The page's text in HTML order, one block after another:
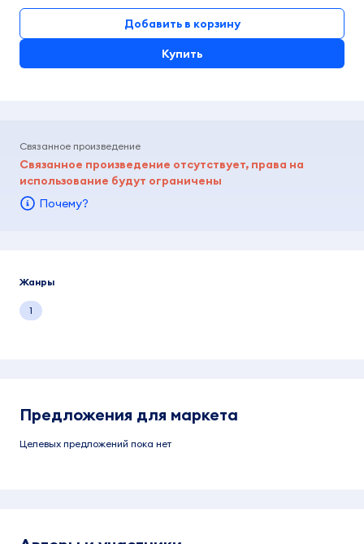
Добавить в корзину
Купить
Связанное произведение
Связанное произведение отсутствует, права на
использование будут ограничены
Почему?
Жанры
1
Предложения для маркета
Целевых предложений пока нет